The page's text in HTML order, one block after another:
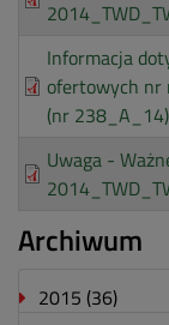
Informacja
ofertowych nr
(nr
Uwaga -
Archiwum
2015 (36)